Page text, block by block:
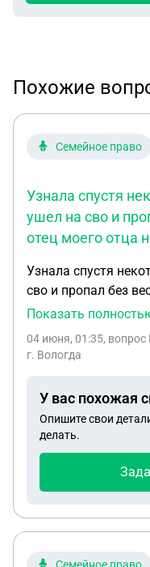
Похожие
Семейное право
Узнала спустя
ушел на сво и
отец моего отца
Узнала спустя
сво и пропал без
отца написал
попросила мое
документы по
Показать
04 июня, 01:35,
г. Вологда
У вас похожая
Опишите свои
делать.